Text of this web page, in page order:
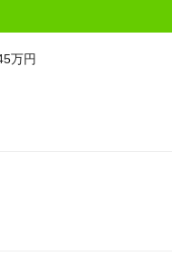
万円